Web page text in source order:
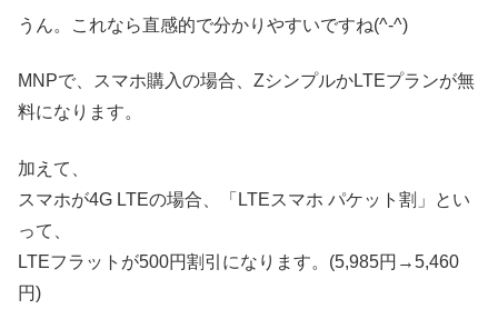
うん。これなら直感的で分かりやすいですね(^-^)
MNPで、スマホ購入の場合、ZシンプルかLTEプランが無
料になります。
加えて、
スマホが4G LTEの場合、「LTEスマホ パケット割」とい
って、
LTEフラットが500円割引になります。(5,985円→5,460
円)